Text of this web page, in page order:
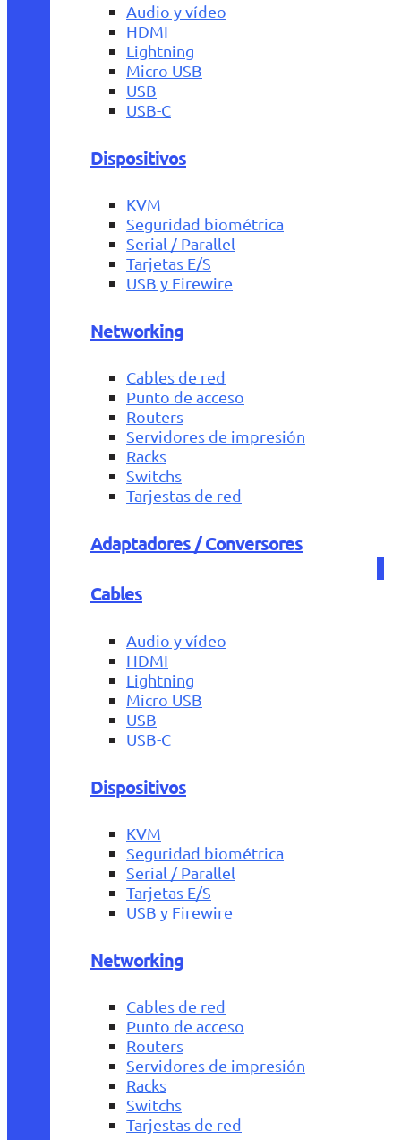
Audio y vídeo
HDMI
Lightning
Micro USB
USB
USB-C
Dispositivos
KVM
Seguridad biométrica
Serial / Parallel
Tarjetas E/S
USB y Firewire
Networking
Cables de red
Punto de acceso
Routers
Servidores de impresión
Racks
Switchs
Tarjestas de red
Adaptadores / Conversores
Cables
Audio y vídeo
HDMI
Lightning
Micro USB
USB
USB-C
Dispositivos
KVM
Seguridad biométrica
Serial / Parallel
Tarjetas E/S
USB y Firewire
Networking
Cables de red
Punto de acceso
Routers
Servidores de impresión
Racks
Switchs
Tarjestas de red